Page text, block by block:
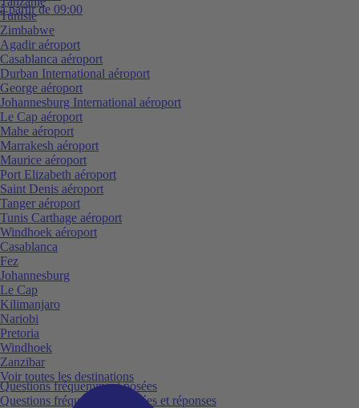
à partir de 09:00
Questions fréquemment posées
Questions fréquemment posées et réponses
Tunisie
Zimbabwe
Agadir aéroport
Casablanca aéroport
Durban International aéroport
George aéroport
Johannesburg International aéroport
Le Cap aéroport
Mahe aéroport
Marrakesh aéroport
Maurice aéroport
Port Elizabeth aéroport
Saint Denis aéroport
Tanger aéroport
Tunis Carthage aéroport
Windhoek aéroport
Casablanca
Fez
Johannesburg
Le Cap
Kilimanjaro
Nariobi
Pretoria
Windhoek
Zanzibar
Voir toutes les destinations